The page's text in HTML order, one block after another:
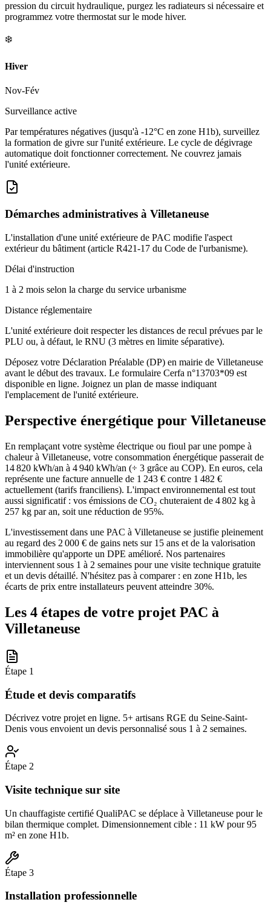
pression du circuit hydraulique, purgez les radiateurs si nécessaire et
programmez votre thermostat sur le mode hiver.
❄️
Hiver
Nov-Fév
Surveillance active
Par températures négatives (jusqu'à -12°C en zone H1b), surveillez
la formation de givre sur l'unité extérieure. Le cycle de dégivrage
automatique doit fonctionner correctement. Ne couvrez jamais
l'unité extérieure.
Démarches administratives à Villetaneuse
L'installation d'une unité extérieure de PAC modifie l'aspect
extérieur du bâtiment (article R421-17 du Code de l'urbanisme).
Délai d'instruction
1 à 2 mois selon la charge du service urbanisme
Distance réglementaire
L'unité extérieure doit respecter les distances de recul prévues par le
PLU ou, à défaut, le RNU (3 mètres en limite séparative).
Déposez votre Déclaration Préalable (DP) en mairie de Villetaneuse
avant le début des travaux. Le formulaire Cerfa n°13703*09 est
disponible en ligne. Joignez un plan de masse indiquant
l'emplacement de l'unité extérieure.
Perspective énergétique pour Villetaneuse
En remplaçant votre système électrique ou fioul par une pompe à
chaleur à Villetaneuse, votre consommation énergétique passerait de
14 820 kWh/an à 4 940 kWh/an (÷ 3 grâce au COP). En euros, cela
représente une facture annuelle de 1 243 € contre 1 482 €
actuellement (tarifs franciliens). L'impact environnemental est tout
aussi significatif : vos émissions de CO₂ chuteraient de 4 802 kg à
257 kg par an, soit une réduction de 95%.
L'investissement dans une PAC à Villetaneuse se justifie pleinement
au regard des 2 000 € de gains nets sur 15 ans et de la valorisation
immobilière qu'apporte un DPE amélioré. Nos partenaires
interviennent sous 1 à 2 semaines pour une visite technique gratuite
et un devis détaillé. N'hésitez pas à comparer : en zone H1b, les
écarts de prix entre installateurs peuvent atteindre 30%.
Les 4 étapes de votre projet PAC à
Villetaneuse
Étape 1
Étude et devis comparatifs
Décrivez votre projet en ligne. 5+ artisans RGE du Seine-Saint-
Denis vous envoient un devis personnalisé sous 1 à 2 semaines.
Étape 2
Visite technique sur site
Un chauffagiste certifié QualiPAC se déplace à Villetaneuse pour le
bilan thermique complet. Dimensionnement cible : 11 kW pour 95
m² en zone H1b.
Étape 3
Installation professionnelle